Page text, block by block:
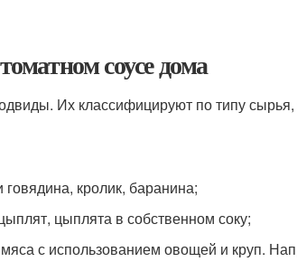
соусе дома
Их классифицируют по типу сырья,
кролик, баранина;
цыплята в собственном соку;
мяса с использованием овощей и круп.